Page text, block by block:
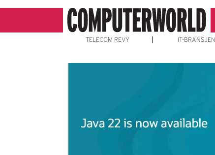
TELECOM REVY IT-BRANSJEN